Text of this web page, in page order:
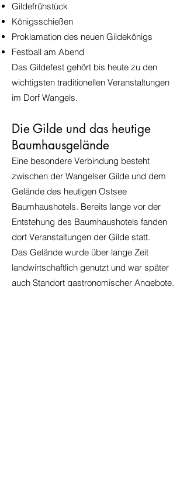
Gildefrühstück
Königsschießen
Proklamation des neuen Gildekönigs
Festball am Abend
Das Gildefest gehört bis heute zu den
wichtigsten traditionellen Veranstaltungen
im Dorf Wangels.
Die Gilde und das heutige
Baumhausgelände
Eine besondere Verbindung besteht
zwischen der Wangelser Gilde und dem
Gelände des heutigen Ostsee
Baumhaushotels. Bereits lange vor der
Entstehung des Baumhaushotels fanden
dort Veranstaltungen der Gilde statt.
Das Gelände wurde über lange Zeit
landwirtschaftlich genutzt und war später
auch Standort gastronomischer Angebote.